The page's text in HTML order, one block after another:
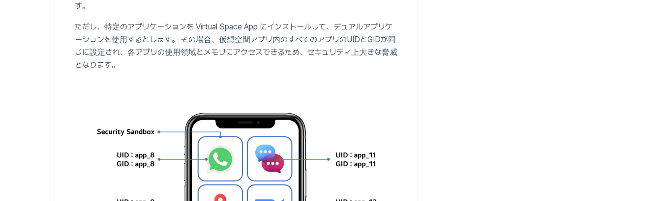
す。
ただし、特定のアプリケーションを Virtual Space App にインストールして、デュアルアプリケ
ーションを使用するとします。 その場合、仮想空間アプリ内のすべてのアプリのUIDとGIDが同
じに設定され、各アプリの使用領域とメモリにアクセスできるため、セキュリティ上大きな脅威
となります。